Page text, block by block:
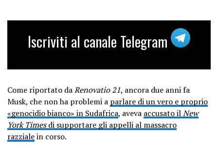
Iscriviti al canale Telegram
Come riportato daRenovatio 21, ancora due anni fa
Musk, che non ha problemi a parlare di un vero e proprio
«genocidio bianco» in Sudafrica, aveva accusato ilNew
York Timesdi supportare gli appelli al massacro
razzialein corso.